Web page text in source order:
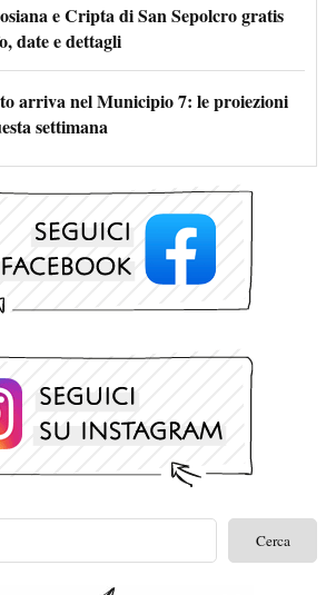
e Cripta di San Sepolcro gratis
date e dettagli
arriva nel Municipio 7: le proiezioni
settimana